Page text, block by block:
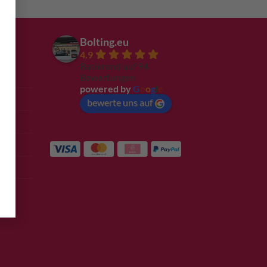
Bolting.eu
4.9
Basierend auf 94
Bewertungen
powered by G ogl
bewerte uns auf